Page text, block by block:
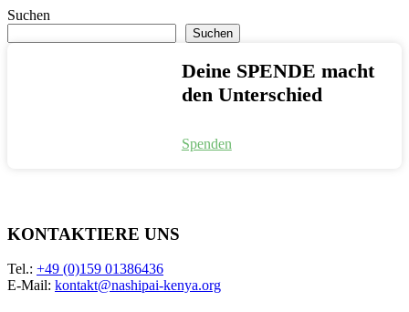
Suchen
Suchen
Deine SPENDE macht
den Unterschied
Spenden
KONTAKTIERE UNS
Tel.: +49 (0)159 01386436
E-Mail: kontakt@nashipai-kenya.org